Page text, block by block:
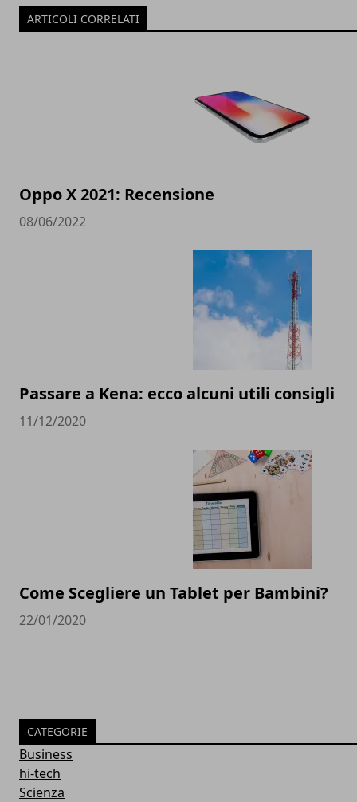
ARTICOLI CORRELATI
Oppo X 2021: Recensione
08/06/2022
Passare a Kena: ecco alcuni utili consigli
11/12/2020
Come Scegliere un Tablet per Bambini?
22/01/2020
CATEGORIE
Business
hi-tech
Scienza